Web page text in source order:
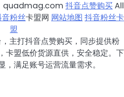
quadmag.com 抖音点赞购买All
音粉丝卡盟网 网站地图 抖音粉丝卡
盟
主打抖音点赞购买，同步提供粉
卡盟低价货源直供，安全稳定。下
满足账号运营流量需求。